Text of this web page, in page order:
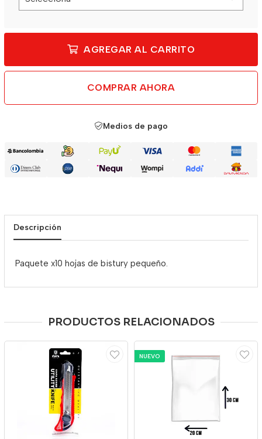
AGREGAR AL CARRITO
COMPRAR AHORA
Medios de pago
Descripción
Paquete x10 hojas de bistury pequeño.
PRODUCTOS RELACIONADOS
NUEVO